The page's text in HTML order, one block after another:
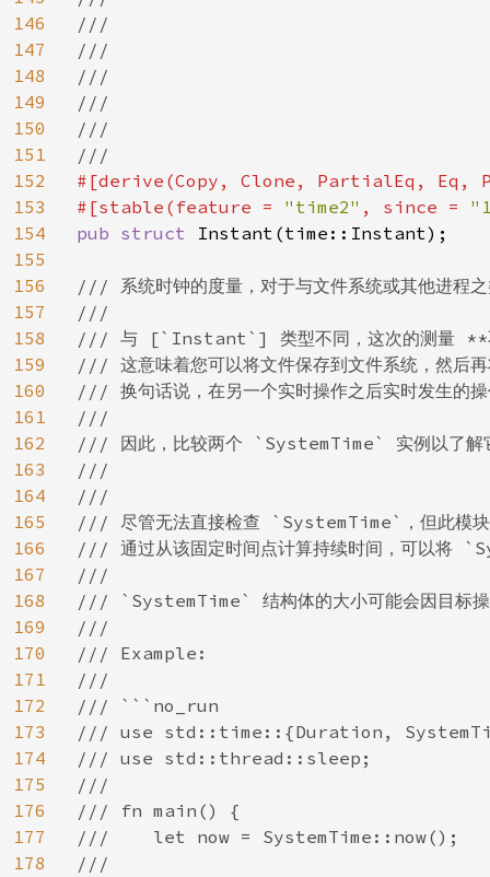
146
147
148
149
150
151
152
153
154
155
156
157
158
159
160
161
162
163
164
165
166
167
168
169
170
171
172
173
174
175
176
177
178
///
///
///
///
///
#[derive(Copy, Clone, PartialEq, Eq,
#[stable(feature = "time2" , since =
pub struct Instant(time::Instant);
/// 系统时钟的度量，对于与文件系统或其他进程之
///
/// 与 [`Instant`] 类型不同，这次的测量 **
/// 这意味着您可以将文件保存到文件系统，然后
/// 换句话说，在另一个实时操作之后实时发生
///
/// 因此，比较两个 `SystemTime` 实例以了解
///
///
/// 尽管无法直接检查 `SystemTime`，但此模
/// 通过从该固定时间点计算持续时间，可以将
///
/// `SystemTime` 结构体的大小可能会因目标操
///
/// Example:
///
/// ```no_run
/// use std::time::{Duration,
/// use std::thread::sleep;
///
/// fn main() {
///    let now = SystemTime::now();
///